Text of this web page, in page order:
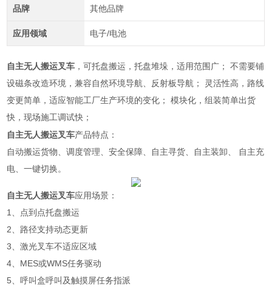
品牌 其他品牌
应用领域 电子/电池
自主无人搬运叉车 ，可托盘搬运，托盘堆垛，适用范围广； 不需要铺
设磁条改造环境，兼容自然环境导航、反射板导航； 灵活性高，路线
变更简单，适应智能工厂生产环境的变化； 模块化，组装简单出货
快，现场施工调试快；
自主无人搬运叉车产品特点：
自动搬运货物、调度管理、安全保障、自主寻货、自主装卸、 自主充
电、一键切换。
自主无人搬运叉车应用场景：
1、点到点托盘搬运
2、路径支持动态更新
3、激光叉车不适应区域
4、MES或WMS任务驱动
5、呼叫盒呼叫及触摸屏任务指派